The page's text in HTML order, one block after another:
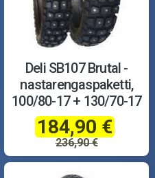
Deli SB107 Brutal -
nastarengaspaketti,
100/80-17 + 130/70-17
184,90 €
236,90 €